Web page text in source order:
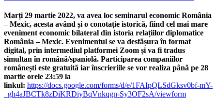
Marți 29 martie 2022, va avea loc seminarul economic România
– Mexic, acesta având și o conotație istorică, fiind cel mai mare
eveniment economic bilateral din istoria relațiilor diplomatice
România – Mexic. Evenimentul se va desfășura în format
digital, prin intermediul platformei Zoom și va fi tradus
simultan în română/spaniolă. Participarea companiilor
românești este gratuită iar înscrieriile se vor realiza până pe 28
martie orele 23:59 la
linkul: https://docs.google.com/forms/d/e/1FAIpQLSdGksv0bf-mY-
_gh4aJBCTk8zDiKRDiyBqVnkqgn-Sy3OF2sA/viewform